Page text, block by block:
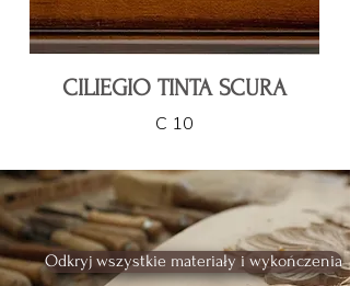
CILIEGIO TINTA SCURA
C 10
Odkryj wszystkie materiały i wykończenia